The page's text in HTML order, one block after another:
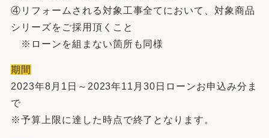
④リフォームされる対象工事全てにおいて、対象商品
シリーズをご採用頂くこと
※ローンを組まない箇所も同様
期間
2023年8月1日～2023年11月30日ローンお申込み分ま
で
※予算上限に達した時点で終了となります。